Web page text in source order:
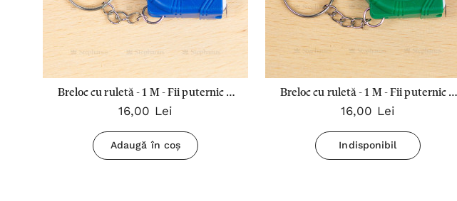
Breloc cu ruletă - 1 M - Fii puternic și
curajos (Albastru)
16,00 Lei
Adaugă în coș
Breloc cu ruletă - 1 M - Fii puternic și
curajos (Verde)
16,00 Lei
Indisponibil